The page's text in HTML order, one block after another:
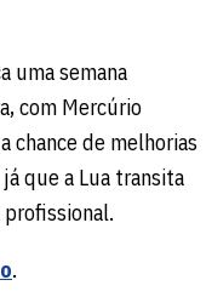
uma semana
com Mercúrio
chance de melhorias
que a Lua transita
profissional.
.